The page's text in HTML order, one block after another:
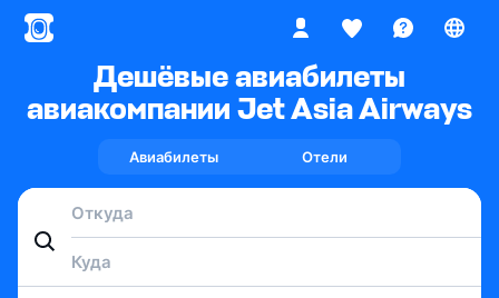
Дешёвые авиабилеты
авиакомпании Jet Asia Airways
Авиабилеты Отели